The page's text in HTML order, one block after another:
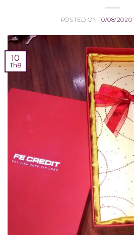
POSTED ON10/08/2020
10
Th8